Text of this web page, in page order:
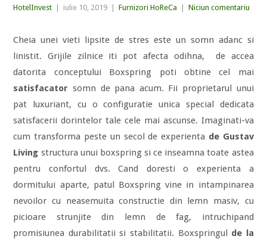
HotelInvest iulie 10, 2019 Furnizori HoReCa Niciun comentariu
Cheia unei vieti lipsite de stres este un somn adanc si
linistit. Grijile zilnice iti pot afecta odihna, de accea
datorita conceptului Boxspring poti obtine cel mai
satisfacator somn de pana acum. Fii proprietarul unui
pat luxuriant, cu o configuratie unica special dedicata
satisfacerii dorintelor tale cele mai ascunse. Imaginati-va
cum transforma peste un secol de experienta de Gustav
Living structura unui boxspring si ce inseamna toate astea
pentru confortul dvs. Cand doresti o experienta a
dormitului aparte, patul Boxspring vine in intampinarea
nevoilor cu neasemuita constructie din lemn masiv, cu
picioare strunjite din lemn de fag, intruchipand
promisiunea durabilitatii si stabilitatii. Boxspringul de la